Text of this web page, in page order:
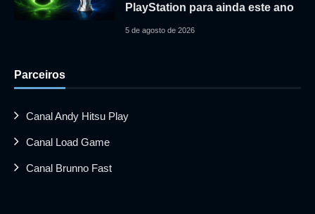
PlayStation para ainda este ano
5 de agosto de 2026
Parceiros
Canal Andy Hitsu Play
Canal Load Game
Canal Brunno Fast